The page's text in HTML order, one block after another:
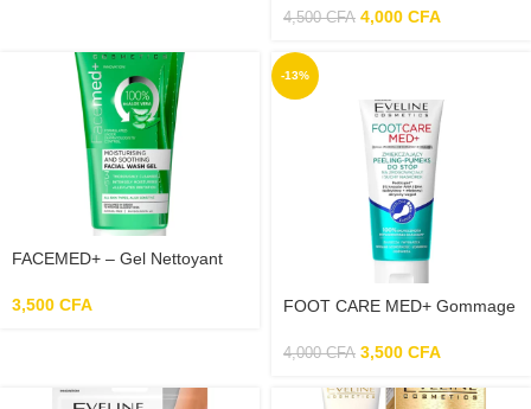
l’Huile d’Arbre à Thé – 150ml
4,500CFA 4,000 CFA
FACEMED+ – Gel Nettoyant
L’Aloe Vera – 150ml
3,500 CFA
-13%
FOOT CARE MED+ Gommage
Pour Les Callosités Et La Peau
4,000CFA 3,500 CFA